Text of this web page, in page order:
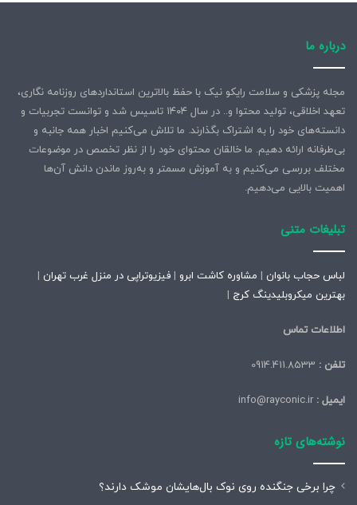
درباره ما
مجله پزشکی و سلامت رایکو نیک با حفظ بالاترین استانداردهای روزنامه نگاری،
تعهد اخلاقی، تولید محتوا و.. در سال ۱۴۰۴ تاسیس شد و توانست تجربیات و
دانسته‌های خود را به اشتراک بگذارند. ما تلاش می‌کنیم اخبار همه جانبه و
بی‌طرفانه ارائه دهیم. ما خالقان محتوای خود را از نظر تخصص در موضوعات
مختلف بررسی می‌کنیم و به آموزش مسمتر و به‌روز ماندن دانش آن‌ها
اهمیت بالایی می‌دهیم.
تبلیغات متنی
لباس حجاب بانوان | مشاوره کاشت ابرو | فیزیوتراپی در منزل غرب تهران |
بهترین میکروبلیدینگ کرج |
اطلاعات تماس
تلفن :
ایمیل :
نوشته‌های تازه
چرا برخی جنگنده روی نوک بال‌هایشان موشک‌ دارند؟